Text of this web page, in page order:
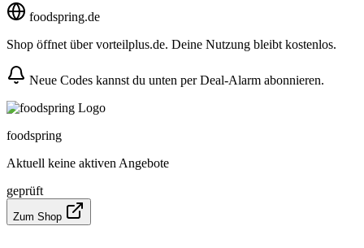
foodspring.de
Shop öffnet über vorteilplus.de. Deine Nutzung bleibt kostenlos.
Neue Codes kannst du unten per Deal-Alarm abonnieren.
foodspring
Aktuell keine aktiven Angebote
geprüft
Zum Shop